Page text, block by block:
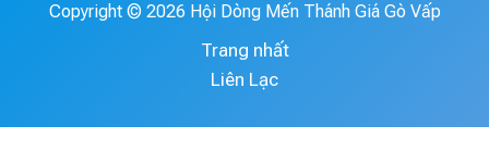
Copyright © 2026 Hội Dòng Mến Thánh Giá Gò Vấp
Trang nhất
Liên Lạc